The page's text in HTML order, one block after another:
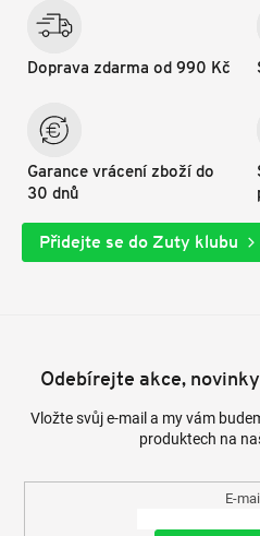
Doprava zdarma od 990 Kč
Garance vrácení zboží do
30 dnů
Přidejte se do Zuty klubu
Odebírejte akce,
Vložte svůj e-mail a my vám
produktech na
E-mail